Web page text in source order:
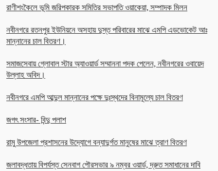
রাণীশংকৈলে ভূমি জরিপকারক সমিতির সভাপতি ওয়াকেয়া, সম্পাদক মিলন
নবীনগরে রতনপুর ইউনিয়নে অসহায় দুস্ত পরিবারের মাঝে এমপি এডভোকেট আঃ
মান্নানের চাল বিতরণ।
সমাজসেবায় গ্লোবাল স্টার অ্যাওয়ার্ড সম্মাননা পদক পেলেন, নবীনগরের ওবায়েদ
উল্লাহ অবিদ।
নবীনগরে এমপি আব্দুল মান্নানের পক্ষে দুঃস্থদের বিনামূল্যে চাল বিতরণ
জগৎ সংসার- বিন্দু পলাশ
রামু উপজেলা প্রশাসনের উদ্যোগে বন্যাদুর্গত মানুষের মাঝে ত্রাণ বিতরণ
জলাবদ্ধতায় বিপর্যস্ত সেনবাগ পৌরসভার ৯ নম্বর ওয়ার্ড, দ্রুত সমাধানের দাবি